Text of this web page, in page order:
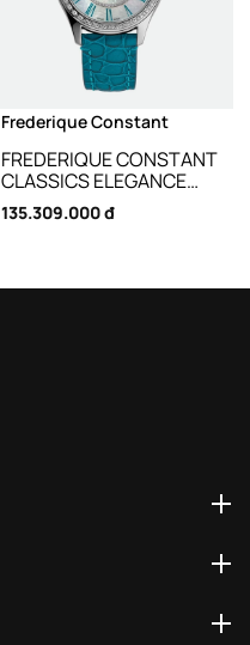
Frederique Constant
FREDERIQUE CONSTANT
CLASSICS ELEGANCE
LUNA FC-
331MPWTD3BD6 - 36MM
135.309.000 đ